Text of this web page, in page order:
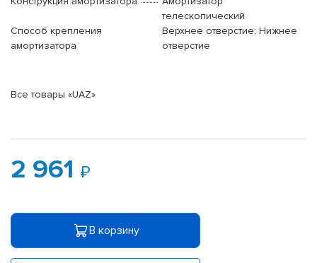
телескопический
Способ крепления
амортизатора
Верхнее отверстие; Нижнее
отверстие
Все товары «UAZ»
2 961
В корзину